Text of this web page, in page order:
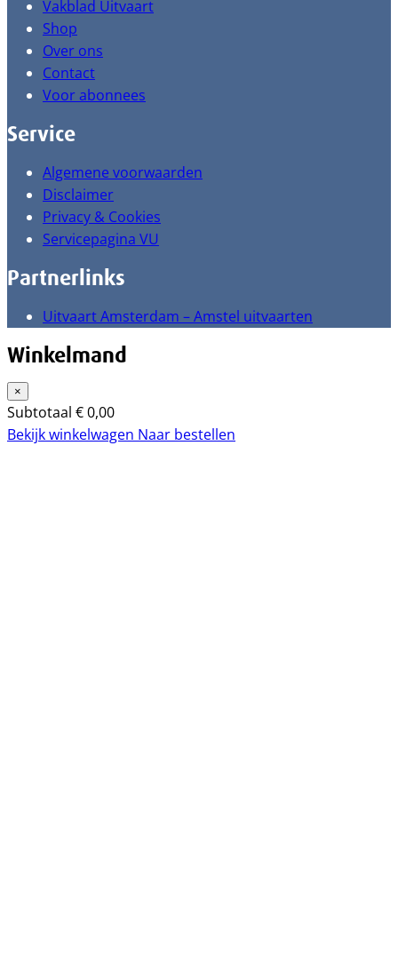
Vakblad Uitvaart
Shop
Over ons
Contact
Voor abonnees
Service
Algemene voorwaarden
Disclaimer
Privacy & Cookies
Servicepagina VU
Partnerlinks
Uitvaart Amsterdam – Amstel uitvaarten
Winkelmand
×
Subtotaal €0,00
Bekijk winkelwagen Naar bestellen